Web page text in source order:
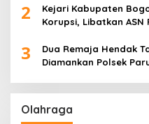
2
Kejari Kabupaten
Korupsi, Libatkan ASN
3
Dua Remaja Hendak
Diamankan Polsek
Olahraga